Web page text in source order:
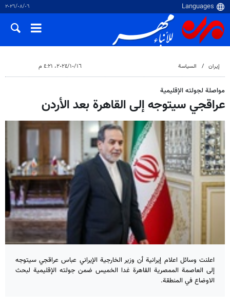
٠٦‏/٠٨‏/٢٠٢٦
إيران السياسة ١٦‏/١٠‏/٢٠٢٤، ٤:٢١ م
مواصلة لجولته الإقليمية
عراقجي سيتوجه إلى القاهرة بعد الأردن
اعلنت وسائل اعلام إيرانية أن وزير الخارجية الإيراني عباس عراقجي سيتوجه
إلى العاصمة الممصرية القاهرة غدا الخميس ضمن جولته الإقليمية لبحث
الاوضاع في المنطقة.